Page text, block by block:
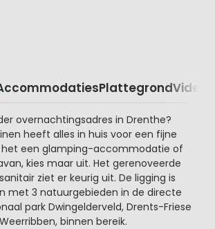
PlattegrondVideo
overnachtingsadres in Drenthe?
heeft alles in huis voor een fijne
het een glamping-accommodatie of
kies maar uit. Het gerenoveerde
ziet er keurig uit. De ligging is
met 3 natuurgebieden in de directe
park Dwingelderveld, Drents-Friese
binnen bereik.